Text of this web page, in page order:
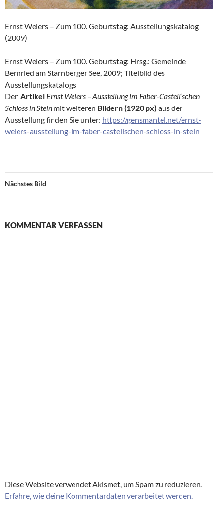
Ernst Weiers – Zum 100. Geburtstag: Ausstellungskatalog
(2009)
Ernst Weiers – Zum 100. Geburtstag: Hrsg.: Gemeinde
Bernried am Starnberger See, 2009; Titelbild des
Ausstellungskatalogs
Den Artikel Ernst Weiers – Ausstellung im Faber-Castell’schen
Schloss in Stein mit weiteren Bildern (1920 px) aus der
Ausstellung finden Sie unter: https://gensmantel.net/ernst-
weiers-ausstellung-im-faber-castellschen-schloss-in-stein
Nächstes Bild
KOMMENTAR VERFASSEN
Diese Website verwendet Akismet, um Spam zu reduzieren.
Erfahre, wie deine Kommentardaten verarbeitet werden.